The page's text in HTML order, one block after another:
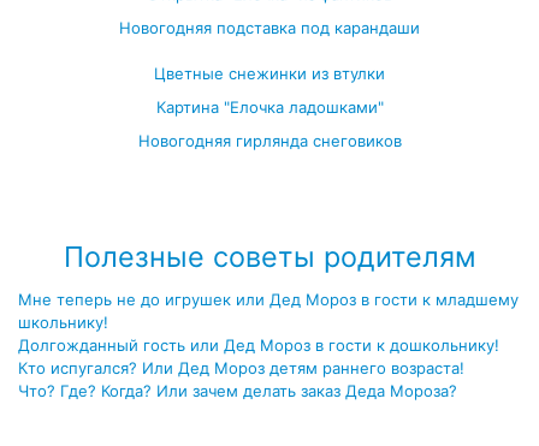
Новогодняя подставка под карандаши
Цветные снежинки из втулки
Картина "Елочка ладошками"
Новогодняя гирлянда снеговиков
Полезные советы родителям
Мне теперь не до игрушек или Дед Мороз в гости к младшему
школьнику!
Долгожданный гость или Дед Мороз в гости к дошкольнику!
Кто испугался? Или Дед Мороз детям раннего возраста!
Что? Где? Когда? Или зачем делать заказ Деда Мороза?